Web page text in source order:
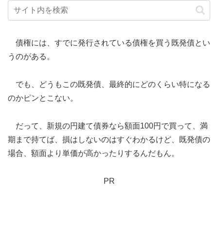
債権には、すでに発行されている債権を買う既発債とい
うのがある。
でも、どうもこの既発債、最終的にどのくらい特になる
のかピンとこない。
だって、新規の円建て債券なら額面100円で買って、満
期まで持てば、損はしないのはすぐわかるけど、既発債の
場合、額面より単価が高かったりするんだもん。
PR